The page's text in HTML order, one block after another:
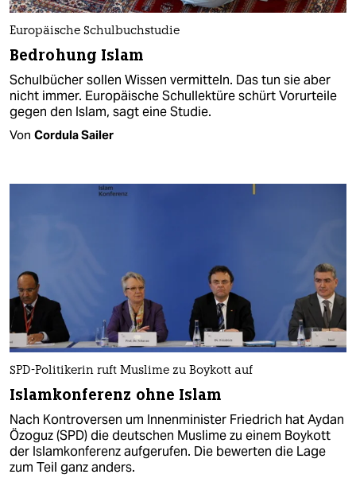
Europäische Schulbuchstudie
Bedrohung Islam
Schulbücher sollen Wissen vermitteln. Das tun sie aber
nicht immer. Europäische Schullektüre schürt Vorurteile
gegen den Islam, sagt eine Studie.
Von Cordula Sailer
SPD-Politikerin ruft Muslime zu Boykott auf
Islamkonferenz ohne Islam
Nach Kontroversen um Innenminister Friedrich hat Aydan
Özoguz (SPD) die deutschen Muslime zu einem Boykott
der Islamkonferenz aufgerufen. Die bewerten die Lage
zum Teil ganz anders.